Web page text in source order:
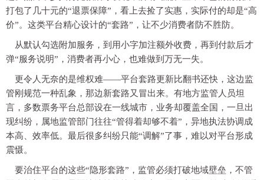
打包了几十元的“退票保障”，看上去捡了实惠，实际付的却是“高
价”。这类平台精心设计的“套路”，让不少消费者防不胜防。
从默认勾选附加服务，到用小字加注额外收费，再到付款后才
弹“服务说明”，消费者再小心，也难做到万无一失。
更令人无奈的是维权难——平台套路更新比翻书还快，这边监
管刚规范一种乱象，那边新套路又冒出来。有地方监管人员坦
言，多数票务平台总部设在一线城市，业务却覆盖全国，一旦出
现纠纷，属地监管部门往往“管得着却够不着”，异地执法协调成
本高、效率低。最后很多纠纷只能“调解”了事，难以对平台形成
震慑。
要治住平台的这些“隐形套路”，监管必须打破地域壁垒，不管